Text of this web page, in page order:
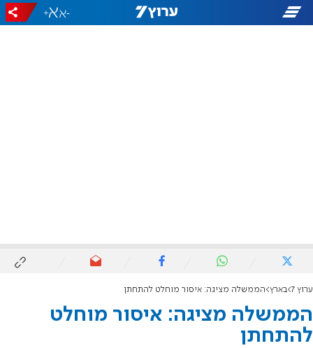
-
+
ערוץ 7 בארץ הממשלה מציגה: איסור מוחלט להתחתן
הממשלה מציגה: איסור מוחלט
להתחתן